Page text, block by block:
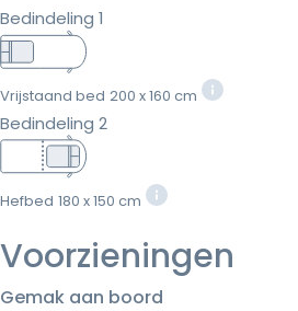
Bedindeling 1
Vrijstaand bed 200 x 160 cm
Bedindeling 2
Hefbed 180 x 150 cm
Voorzieningen
Gemak aan boord